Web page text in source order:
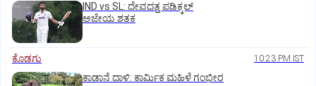
IND vs SL: ದೇವದತ್ತ ಪಡಿಕ್ಕಲ್‌
ಅಜೇಯ ಶತಕ
ಕೊಡಗು 10:23 PM IST
ಕಾಡಾನೆ ದಾಳಿ: ಕಾರ್ಮಿಕ ಮಹಿಳೆ ಗಂಭೀರ